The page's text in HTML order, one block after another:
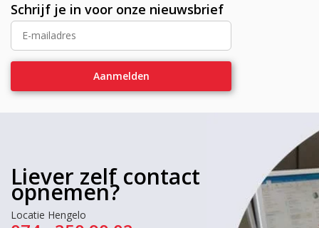
Schrijf je in voor onze nieuwsbrief
Liever zelf contact
opnemen?
Locatie Hengelo